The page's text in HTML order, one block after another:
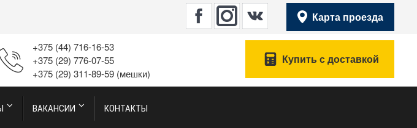
Карта проезда
+375 (44) 716-16-53
+375 (29) 776-07-55
+375 (29) 311-89-59 (мешки)
Купить с доставкой
ВАКАНСИИ КОНТАКТЫ